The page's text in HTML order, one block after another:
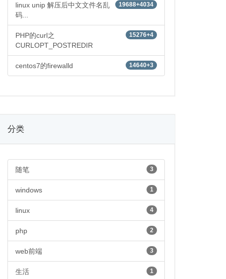
19688+4034
linux unip 解压后中文文件名乱
码...
15276+4
PHP的curl之
CURLOPT_POSTREDIR
14640+3
centos7的firewalld
分类
随笔 3
windows 1
linux 4
php 2
web前端 3
生活 1